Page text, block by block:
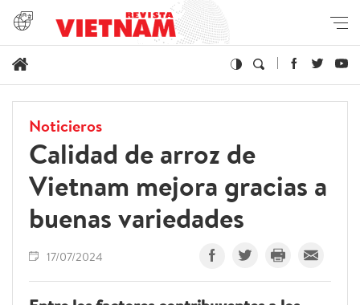
Noticieros
Calidad de arroz de
Vietnam mejora gracias a
buenas variedades
17/07/2024